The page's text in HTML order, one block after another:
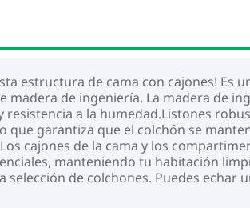
estructura de cama con cajones! Es
madera de ingeniería. La madera de
a la humedad.Listones
garantiza que el colchón se
cajones de la cama y los
manteniendo tu habitación
de colchones. Puedes